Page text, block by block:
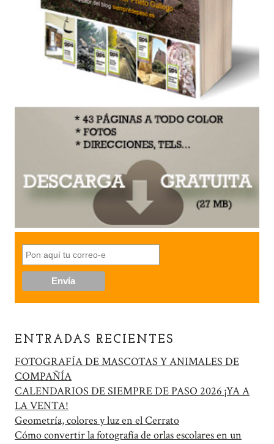
ENTRADAS RECIENTES
FOTOGRAFÍA DE MASCOTAS Y ANIMALES DE
COMPAÑÍA
CALENDARIOS DE SIEMPRE DE PASO 2026 ¡YA A
LA VENTA!
Geometría, colores y luz en el Cerrato
Cómo convertir la fotografía de orlas escolares en un